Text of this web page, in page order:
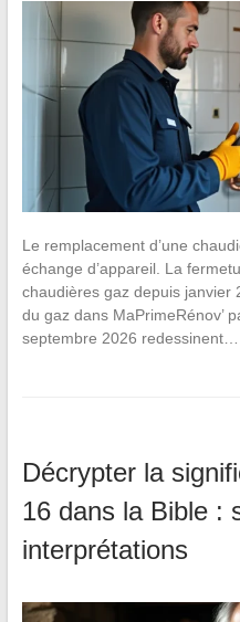
Le remplacement d’une
échange d’appareil. La
chaudières gaz depuis janvier
du gaz dans MaPrimeRénov’
septembre 2026 redessinent…
Décrypter la
16 dans la Bible :
interprétations